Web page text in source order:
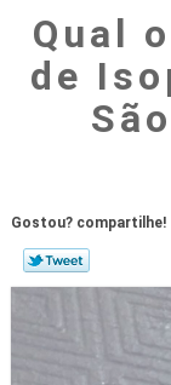
Qual
de
Gostou? compartilhe!